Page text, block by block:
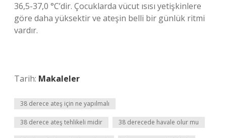
36,5-37,0 °C’dir. Çocuklarda vücut ısısı yetişkinlere
göre daha yüksektir ve ateşin belli bir günlük ritmi
vardır.
Tarih: Makaleler
38 derece ateş için ne yapılmalı
38 derece ateş tehlikeli midir 38 derecede havale olur mu